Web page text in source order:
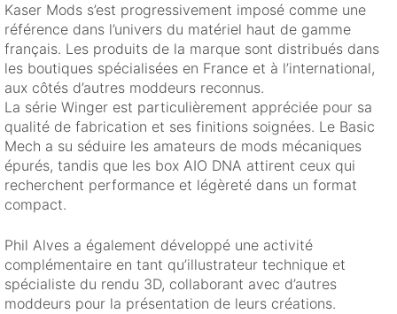
Kaser Mods s’est progressivement imposé comme une
référence dans l’univers du matériel haut de gamme
français. Les produits de la marque sont distribués dans
les boutiques spécialisées en France et à l’international,
aux côtés d’autres moddeurs reconnus.
La série Winger est particulièrement appréciée pour sa
qualité de fabrication et ses finitions soignées. Le Basic
Mech a su séduire les amateurs de mods mécaniques
épurés, tandis que les box AIO DNA attirent ceux qui
recherchent performance et légèreté dans un format
compact.
Phil Alves a également développé une activité
complémentaire en tant qu’illustrateur technique et
spécialiste du rendu 3D, collaborant avec d’autres
moddeurs pour la présentation de leurs créations.